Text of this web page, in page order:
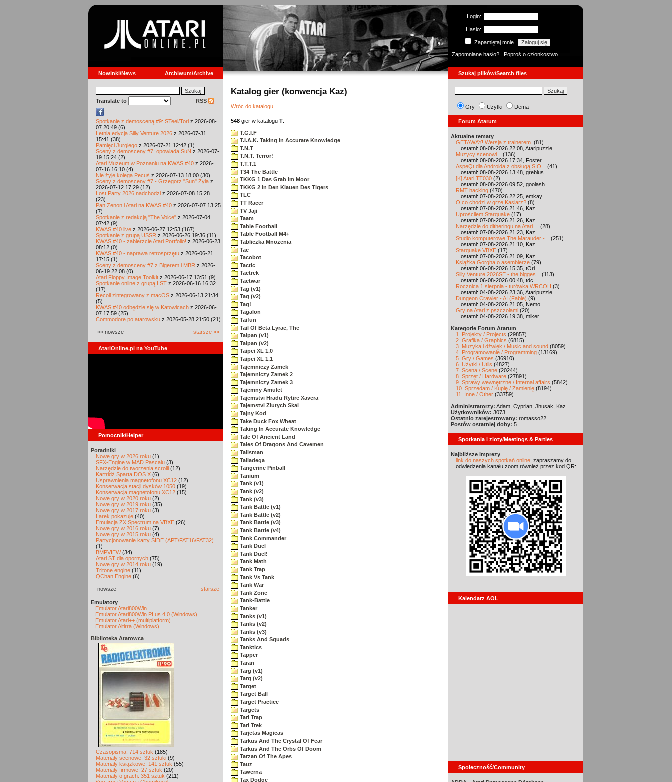
Login:
Hasło:
Zapamiętaj mnie
Zapomniane hasło?
Poproś o członkostwo
Nowinki/News Archiwum/Archive Szukaj plików/Search files
Translate to RSS
Spotkanie z demosceną #9: STeel/Tori z 2026-08-
07 20:49 (6)
Letnia edycja Silly Venture 2026 z 2026-07-31
15:41 (38)
Pamięci Jurgiego z 2026-07-21 12:42 (1)
Sceny z demosceny #7: opowiada SuN z 2026-07-
19 15:24 (2)
Atari Muzeum w Poznaniu na KWAS #40 z 2026-
07-16 16:10 (4)
Nie żyje kolega Pecuś z 2026-07-13 18:00 (30)
Sceny z demosceny #7 - Grzegorz "Sun" Żyła z
2026-07-12 17:29 (12)
Lost Party 2026 nadchodzi z 2026-07-08 15:28
(23)
Pan Zenon i Atari na KWAS #40 z 2026-07-07 13:25
(7)
Spotkanie z redakcją "The Voice" z 2026-07-04
07:42 (9)
KWAS #40 live z 2026-06-27 12:53 (167)
Spotkanie z grupą USSR z 2026-06-26 19:36 (11)
KWAS #40 - zabierzcie Atari Portfolio! z 2026-06-23
08:12 (0)
KWAS #40 - naprawa retrosprzętu z 2026-06-21
17:15 (1)
Sceny z demosceny #7 z Bigerem i MBR z 2026-
06-19 22:08 (0)
Atari Floppy Image Toolkit z 2026-06-17 13:51 (9)
Spotkanie online z grupą LST z 2026-06-16 16:32
(17)
Recoil zintegrowany z macOS z 2026-06-13 21:34
(5)
KWAS #40 odbędzie się w Katowicach z 2026-06-
07 17:59 (25)
Commodore po atarowsku z 2026-05-28 21:50 (21)
«« nowsze starsze »»
AtariOnline.pl na YouTube
Pomocnik/Helper
Poradniki
Nowe gry w 2026 roku (1)
SFX-Engine w MAD Pascalu (3)
Narzędzie do tworzenia scrolli (12)
Kartridż Sparta DOS X (6)
Usprawnienia magnetofonu XC12 (12)
Konserwacja stacji dysków 1050 (19)
Konserwacja magnetofonu XC12 (15)
Nowe gry w 2020 roku (2)
Nowe gry w 2019 roku (35)
Nowe gry w 2017 roku (3)
Larek pokazuje (40)
Emulacja ZX Spectrum na VBXE (26)
Nowe gry w 2016 roku (7)
Nowe gry w 2015 roku (4)
Partycjonowanie karty SIDE (APT/FAT16/FAT32)
(1)
BMPVIEW(34)
Atari ST dla opornych (75)
Nowe gry w 2014 roku (19)
Tritone engine (11)
QChan Engine (6)
nowsze starsze
Emulatory
Emulator Atari800Win
Emulator Atari800Win PLus 4.0 (Windows)
Emulator Atari++ (multiplatform)
Emulator Altirra (Windows)
Biblioteka Atarowca
Czasopisma: 714 sztuk (185)
Materiały scenowe: 32 sztuki (9)
Materiały książkowe: 141 sztuk (55)
Materiały firmowe: 27 sztuk (20)
Materiały o grach: 351 sztuk (211)
Katalog gier (konwencja Kaz)
Wróc do katalogu
548 gier w katalogu T:
T.G.I.F
T.I.A.K. Taking In Accurate Knowledge
T.N.T
T.N.T. Terror!
T.T.T.1
T34 The Battle
TKKG 1 Das Grab Im Moor
TKKG 2 In Den Klauen Des Tigers
TLC
TT Racer
TV Jaji
Taam
Table Football
Table Football M4+
Tabliczka Mnozenia
Tac
Tacobot
Tactic
Tactrek
Tactwar
Tag (v1)
Tag (v2)
Tag!
Tagalon
Taifun
Tail Of Beta Lyrae, The
Taipan (v1)
Taipan (v2)
Taipei XL 1.0
Taipei XL 1.1
Tajemniczy Zamek
Tajemniczy Zamek 2
Tajemniczy Zamek 3
Tajemny Amulet
Tajemstvi Hradu Rytire Xavera
Tajemstvi Zlutych Skal
Tajny Kod
Take Duck Fox Wheat
Taking In Accurate Knowledge
Tale Of Ancient Land
Tales Of Dragons And Cavemen
Talisman
Talladega
Tangerine Pinball
Tanium
Tank (v1)
Tank (v2)
Tank (v3)
Tank Battle (v1)
Tank Battle (v2)
Tank Battle (v3)
Tank Battle (v4)
Tank Commander
Tank Duel
Tank Duel!
Tank Math
Tank Trap
Tank Vs Tank
Tank War
Tank Zone
Tank-Battle
Tanker
Tanks (v1)
Tanks (v2)
Tanks (v3)
Tanks And Squads
Tanktics
Tapper
Taran
Targ (v1)
Targ (v2)
Target
Target Ball
Target Practice
Targets
Tari Trap
Tari Trek
Tarjetas Magicas
Tarkus And The Crystal Of Fear
Tarkus And The Orbs Of Doom
Tarzan Of The Apes
Tauz
Tawerna
Tax Dodge
Gry Użytki Dema
Forum Atarum
Aktualne tematy
GETAWAY! Wersja z trainerem. (81)
ostatni: 08-08-2026 22:08, Ataripuzzle
Muzycy scenowi...
(136)
ostatni: 08-08-2026 17:34, Foster
AspeQt dla Androida z obsługą SIO...
(41)
ostatni: 08-08-2026 13:48, greblus
[K] Atari TT030 (2)
ostatni: 08-08-2026 09:52, goolash
RMT hacking (470)
ostatni: 07-08-2026 22:25, emkay
O co chodzi w grze Kasiarz? (8)
ostatni: 07-08-2026 21:46, Kaz
Uprościłem Starquake (17)
ostatni: 07-08-2026 21:26, Kaz
Narzędzie do ditheringu na Atari ...
(28)
ostatni: 07-08-2026 21:23, Kaz
Studio komputerowe The Marauder -...
(251)
ostatni: 07-08-2026 21:10, Kaz
Starquake VBXE (17)
ostatni: 07-08-2026 21:09, Kaz
Książka Gorgha o asemblerze (79)
ostatni: 06-08-2026 15:35, tOri
Silly Venture 2026SE - the bigges...
(113)
ostatni: 06-08-2026 00:48, tdc
Rocznica 1 sierpnia - turówka WRCOH (3)
ostatni: 04-08-2026 23:36, Ataripuzzle
Dungeon Crawler - AI (Fable) (9)
ostatni: 04-08-2026 21:05, Nemo
Gry na Atari z pszczołami (20)
ostatni: 04-08-2026 19:38, miker
Kategorie Forum Atarum
1. Projekty / Projects (29857)
2. Grafika / Graphics (6815)
3. Muzyka i dźwięk / Music and sound (8059)
4. Programowanie / Programming (13169)
5. Gry / Games (36910)
6. Użytki / Utils (4827)
7. Scena / Scene (20244)
8. Sprzęt / Hardware (27891)
9. Sprawy wewnętrzne / Internal affairs (5842)
10. Sprzedam / Kupię / Zamienię (8194)
11. Inne / Other (33759)
Administratorzy: Adam, Cyprian, Jhusak, Kaz
Użytkowników: 3073
Ostatnio zarejestrowany: romasso22
Postów ostatniej doby: 5
Spotkania i zloty/Meetings & Parties
Najbliższe imprezy
link do naszych spotkań online, zapraszamy do
odwiedzenia kanału zoom również przez kod QR:
Kalendarz AOL
Społeczność/Community